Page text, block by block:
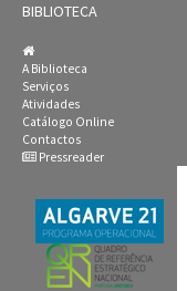
BIBLIOTECA
A Biblioteca
Serviços
Atividades
Catálogo Online
Contactos
Pressreader